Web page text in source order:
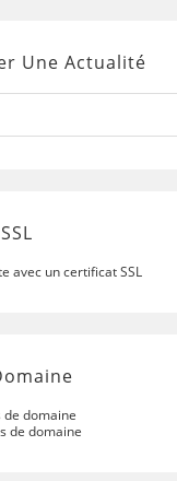
Une Actualité
avec un certificat SSL
de domaine
de domaine